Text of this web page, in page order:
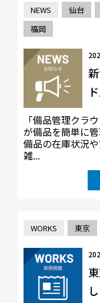
NEWS 仙台
福岡
「備品管理クラ
が備品を簡単に
備品の在庫状況
雑...
WORKS 東京